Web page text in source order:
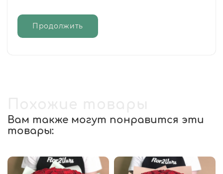
Продолжить
Вам также могут понравится эти
товары: